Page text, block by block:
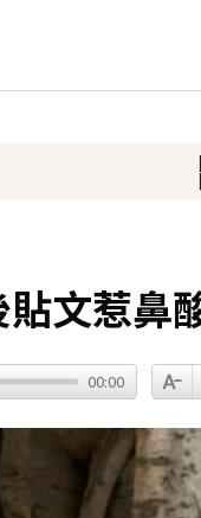
文惹鼻
00:00